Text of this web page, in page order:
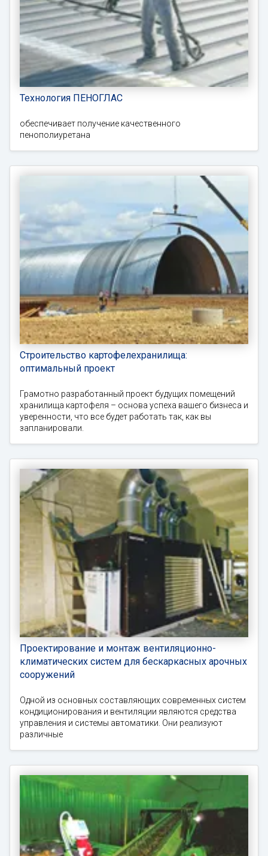
Технология ПЕНОГЛАС
обеспечивает получение качественного
пенополиуретана
Строительство картофелехранилища:
оптимальный проект
Грамотно разработанный проект будущих помещений
хранилища картофеля – основа успеха вашего бизнеса и
уверенности, что все будет работать так, как вы
запланировали.
Проектирование и монтаж вентиляционно-
климатических систем для бескаркасных арочных
сооружений
Одной из основных составляющих современных систем
кондиционирования и вентиляции являются средства
управления и системы автоматики. Они реализуют
различные